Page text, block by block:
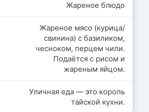
Жареное блюдо
Жареное мясо (курица/
свинина) с базиликом,
чесноком, перцем чили.
Подаётся с рисом и
жареным яйцом.
Уличная еда — это король
тайской кухни.